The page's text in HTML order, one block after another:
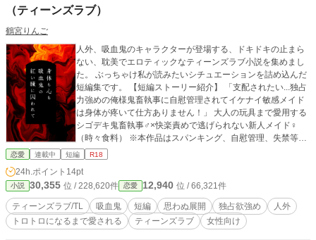
（ティーンズラブ）
鶴宮りんご
人外、吸血鬼のキャラクターが登場する、ドキドキの止まら
ない、耽美でエロティックなティーンズラブ小説を集めまし
た。 ぶっちゃけ私が読みたいシチュエーションを詰め込んだ
短編集です。 【短編ストーリー紹介】 「支配されたい...独占
力強めの俺様鬼畜執事に自慰管理されてイケナイ敏感メイド
は身体が疼いて仕方ありません！」 大人の玩具まで愛用する
シゴデキ鬼畜執事♂×快楽責めで逃げられない新人メイド♀
（時々食料） ※本作品はスパンキング、自慰管理、失禁等過
激な描写を含みます。 「森のやさしい吸血鬼に本能のままに
さしいけどヴァンパイアの本能に抗えない森の吸血鬼♂✕お人
好し薬草師♀ 「吸血鬼のトラウマを癒やす強制絶頂セラピー
もっと気持ちよくしてください....！」 過去のトラウマで吸血
できない吸血鬼♂✕患者の欲望を高めて癒やすカウンセラー♀
（注）本作品の執筆にあたっては、生成AIにも力を借りてい
恋愛 連載中 短編 R18
24h.ポイント 14pt
小説 30,355 位 / 228,620件 恋愛 12,940 位 / 66,321件
ティーンズラブ/TL 吸血鬼 短編 思わぬ展開 独占欲強め
人外
トロトロになるまで愛される
ティーンズラブ 女性向け